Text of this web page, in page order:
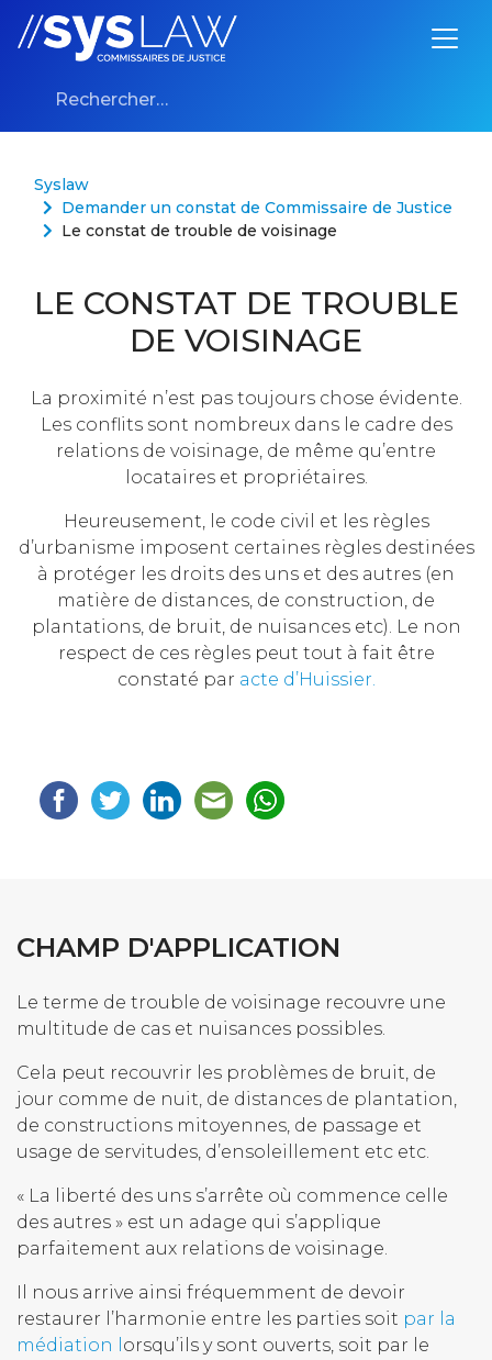
Aller au contenu
Rechercher :
Syslaw
Demander un constat de Commissaire de Justice
Le constat de trouble de voisinage
LE CONSTAT DE TROUBLE
DE VOISINAGE
La proximité n’est pas toujours chose évidente.
Les conflits sont nombreux dans le cadre des
relations de voisinage, de même qu’entre
locataires et propriétaires.
Heureusement, le code civil et les règles
d’urbanisme imposent certaines règles destinées
à protéger les droits des uns et des autres (en
matière de distances, de construction, de
plantations, de bruit, de nuisances etc). Le non
respect de ces règles peut tout à fait être
constaté par acte d’Huissier.
CHAMP D'APPLICATION
Le terme de trouble de voisinage recouvre une
multitude de cas et nuisances possibles.
Cela peut recouvrir les problèmes de bruit, de
jour comme de nuit, de distances de plantation,
de constructions mitoyennes, de passage et
usage de servitudes, d’ensoleillement etc etc.
« La liberté des uns s’arrête où commence celle
des autres » est un adage qui s’applique
parfaitement aux relations de voisinage.
Il nous arrive ainsi fréquemment de devoir
restaurer l’harmonie entre les parties soit par la
médiation l orsqu’ils y sont ouverts, soit par le